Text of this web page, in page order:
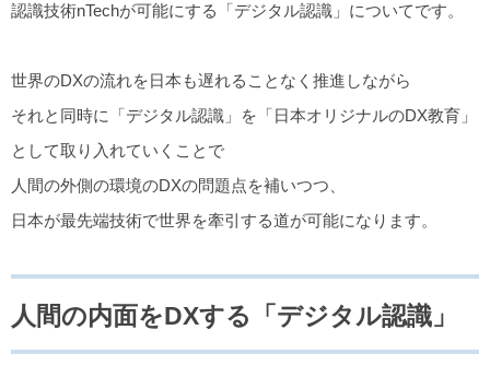
認識技術nTechが可能にする「デジタル認識」についてです。
世界のDXの流れを日本も遅れることなく推進しながら
それと同時に「デジタル認識」を「日本オリジナルのDX教育」
として取り入れていくことで
人間の外側の環境のDXの問題点を補いつつ、
日本が最先端技術で世界を牽引する道が可能になります。
人間の内面をDXする「デジタル認識」